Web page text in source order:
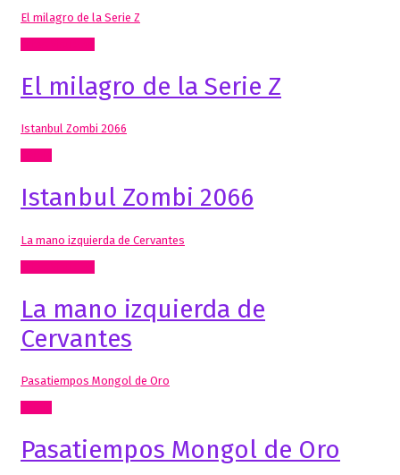
El milagro de la Serie Z
El milagro de la Serie Z
Istanbul Zombi 2066
Istanbul Zombi 2066
La mano izquierda de Cervantes
La mano izquierda de
Cervantes
Pasatiempos Mongol de Oro
Pasatiempos Mongol de Oro